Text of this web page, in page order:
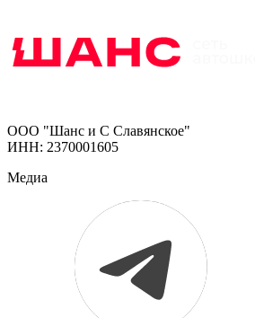
ООО "Шанс и С Славянское"
ИНН: 2370001605
Медиа